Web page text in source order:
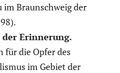
im Braun­schweig der
Erinne­rung.
für die Opfer des
im Gebiet der